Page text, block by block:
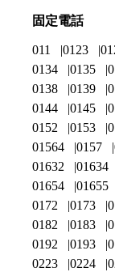
固定電話
011 0123
0134
0135
0138
0139
0144
0145
0152
0153
01564
0157
01632
01634
01654
01655
0172
0173
0182
0183
0192
0193
0223
0224